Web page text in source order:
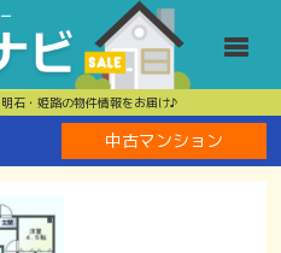
石・姫路の物件情報をお届け♪
中古マンション